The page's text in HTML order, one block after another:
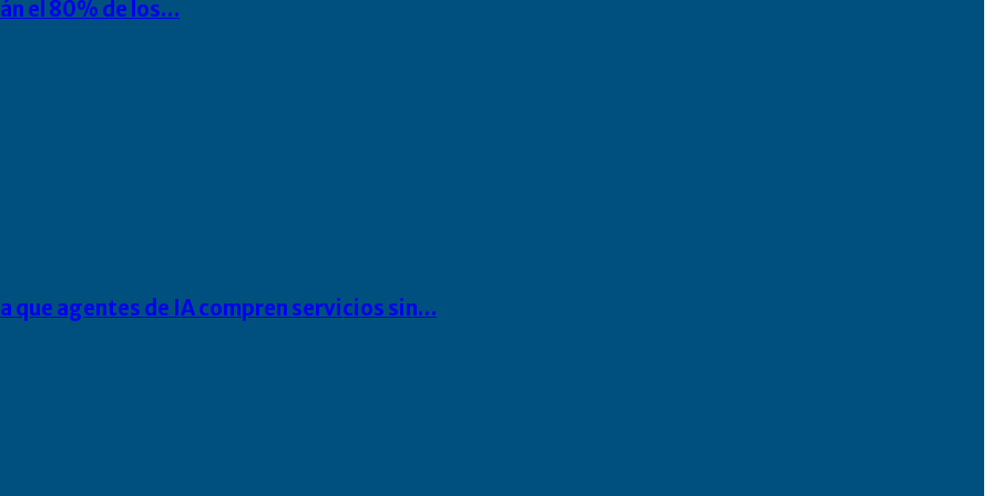
el 80% de los…
agentes de IA compren servicios sin…